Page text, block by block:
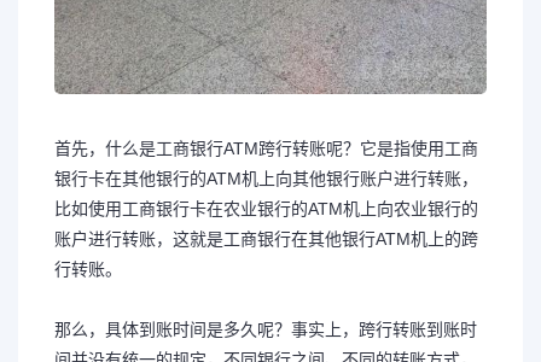
首先，什么是工商银行ATM跨行转账呢？它是指使用工商
银行卡在其他银行的ATM机上向其他银行账户进行转账，
比如使用工商银行卡在农业银行的ATM机上向农业银行的
账户进行转账，这就是工商银行在其他银行ATM机上的跨
行转账。
那么，具体到账时间是多久呢？事实上，跨行转账到账时